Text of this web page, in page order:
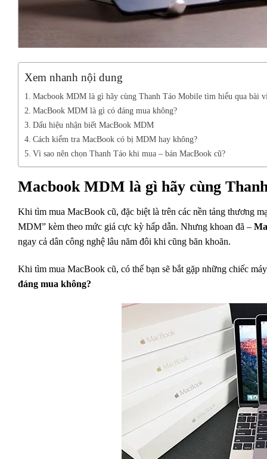
Xem nhanh nội dung
Macbook MDM là gì hãy cùng Thanh Táo Mobile tìm hiểu qua bài
MacBook MDM là gì có đáng mua không?
Dấu hiệu nhận biết MacBook MDM
Cách kiểm tra MacBook có bị MDM hay không?
Vì sao nên chọn Thanh Táo khi mua – bán MacBook cũ?
Macbook MDM là gì hãy cùng
Khi tìm mua MacBook cũ, đặc biệt là trên các nền tảng thương
MDM” kèm theo mức giá cực kỳ hấp dẫn. Nhưng khoan đã –
ngay cả dân công nghệ lâu năm đôi khi cũng băn khoăn.
Khi tìm mua MacBook cũ, có thể bạn sẽ bắt gặp những chiếc
đáng mua không?